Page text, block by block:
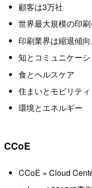
顧客は3万社
世界最大規模の印
印刷業界は縮退傾
知とコミュニケー
食とヘルスケア
住まいとモビリティ
環境とエネルギー
CCoE
CCoE = Cloud